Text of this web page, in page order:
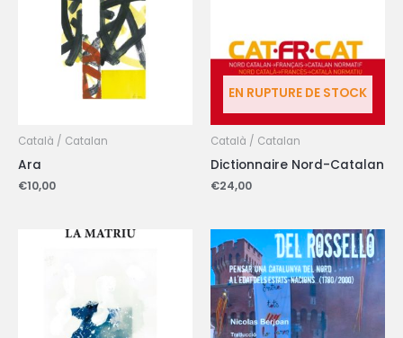
Català / Catalan
Ara
€10,00
EN RUPTURE DE STOCK
Català / Catalan
Dictionnaire Nord-Catalan
€24,00